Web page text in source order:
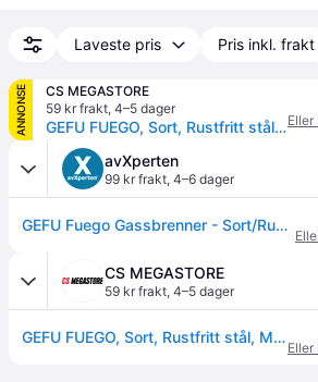
Laveste pris Pris inkl. frakt
ANNONSE
CS MEGASTORE
59 kr frakt, 4–5 dager
GEFU FUEGO, Sort, Rustfritt stål, Metall, Plast, 64 mm, 130 mm, 178 mm
avXperten
99 kr frakt, 4–6 dager
GEFU Fuego Gassbrenner - Sort/Rustfritt Stål
CS MEGASTORE
59 kr frakt, 4–5 dager
GEFU FUEGO, Sort, Rustfritt stål, Metall, Plast, 64 mm, 130 mm, 178 mm